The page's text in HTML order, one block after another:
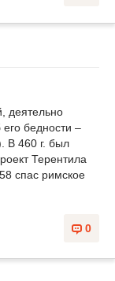
деятельно
бедности –
В 460 г. был
Терентила
спас римское
0